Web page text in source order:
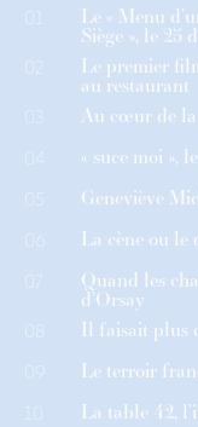
01 Le « Menu
Siège », le 25
Le premier
au restaurant
03 Au cœur de la
« suce moi »,
Geneviève
06 La cène ou le
07 Quand les
d’Orsay
Il faisait plus
09 Le terroir
10 La table 42,